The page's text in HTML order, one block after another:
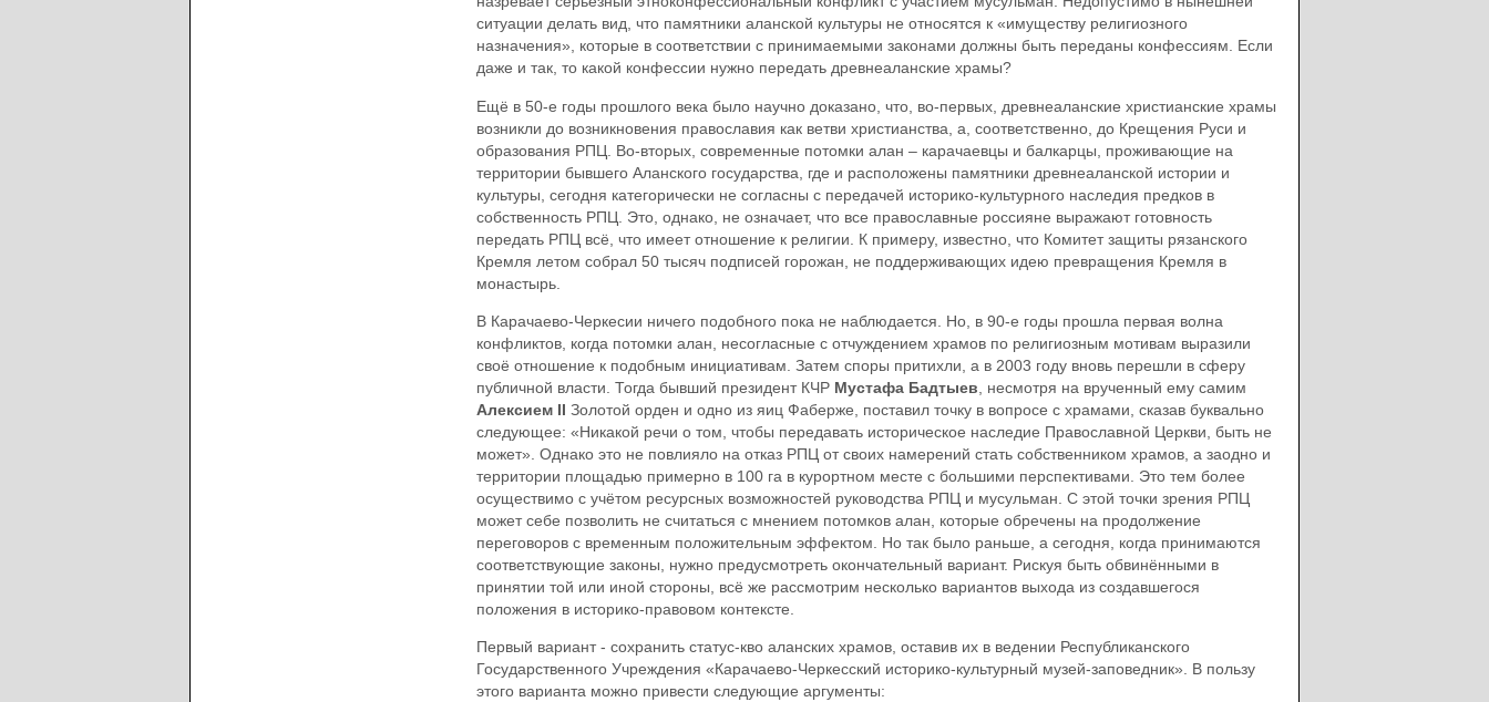
ситуации делать вид, что памятники аланской культуры не относятся к «имуществу религиозного
назначения», которые в соответствии с принимаемыми законами должны быть переданы конфессиям. Если
даже и так, то какой конфессии нужно передать древнеаланские храмы?
Ещё в 50-е годы прошлого века было научно доказано, что, во-первых, древнеаланские христианские храмы
возникли до возникновения православия как ветви христианства, а, соответственно, до Крещения Руси и
образования РПЦ. Во-вторых, современные потомки алан – карачаевцы и балкарцы, проживающие на
территории бывшего Аланского государства, где и расположены памятники древнеаланской истории и
культуры, сегодня категорически не согласны с передачей историко-культурного наследия предков в
собственность РПЦ. Это, однако, не означает, что все православные россияне выражают готовность
передать РПЦ всё, что имеет отношение к религии. К примеру, известно, что Комитет защиты рязанского
Кремля летом собрал 50 тысяч подписей горожан, не поддерживающих идею превращения Кремля в
монастырь.
В Карачаево-Черкесии ничего подобного пока не наблюдается. Но, в 90-е годы прошла первая волна
конфликтов, когда потомки алан, несогласные с отчуждением храмов по религиозным мотивам выразили
своё отношение к подобным инициативам. Затем споры притихли, а в 2003 году вновь перешли в сферу
публичной власти. Тогда бывший президент КЧР Мустафа Бадтыев , несмотря на врученный ему самим
Алексием II Золотой орден и одно из яиц Фаберже, поставил точку в вопросе с храмами, сказав буквально
следующее: «Никакой речи о том, чтобы передавать историческое наследие Православной Церкви, быть не
может». Однако это не повлияло на отказ РПЦ от своих намерений стать собственником храмов, а заодно и
территории площадью примерно в 100 га в курортном месте с большими перспективами. Это тем более
осуществимо с учётом ресурсных возможностей руководства РПЦ и мусульман. С этой точки зрения РПЦ
может себе позволить не считаться с мнением потомков алан, которые обречены на продолжение
переговоров с временным положительным эффектом. Но так было раньше, а сегодня, когда принимаются
соответствующие законы, нужно предусмотреть окончательный вариант. Рискуя быть обвинёнными в
принятии той или иной стороны, всё же рассмотрим несколько вариантов выхода из создавшегося
положения в историко-правовом контексте.
Первый вариант - сохранить статус-кво аланских храмов, оставив их в ведении Республиканского
Государственного Учреждения «Карачаево-Черкесский историко-культурный музей-заповедник». В пользу
этого варианта можно привести следующие аргументы: